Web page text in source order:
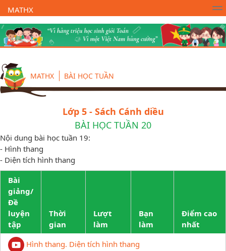
MATHX
Trường Toán Online MATHX Học toán - Lớp 1
MATHX BÀI HỌC TUẦN
Lớp 5 - Sách Cánh diều
BÀI HỌC TUẦN 20
Nội dung bài học tuần 19:
- Hình thang
- Diện tích hình thang
Bài
giảng/
Đề
luyện
tập
Thời
gian
Lượt
làm
Bạn
làm
Điểm cao
nhất
Hình thang. Diện tích hình thang